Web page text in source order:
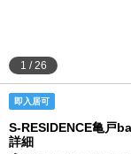
1 /26
即入居可
S-RESIDENCE亀戸
詳細